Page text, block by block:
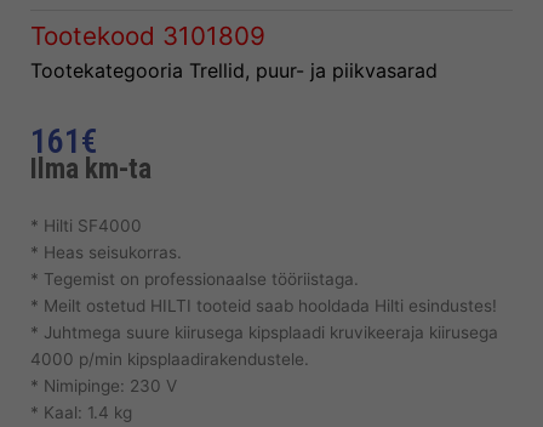
Tootekood 3101809
Tootekategooria Trellid, puur- ja piikvasarad
161€
Ilma km-ta
* Hilti SF4000
* Heas seisukorras.
* Tegemist on professionaalse tööriistaga.
* Meilt ostetud HILTI tooteid saab hooldada Hilti esindustes!
* Juhtmega suure kiirusega kipsplaadi kruvikeeraja kiirusega
4000 p/min kipsplaadirakendustele.
* Nimipinge: 230 V
* Kaal: 1.4 kg